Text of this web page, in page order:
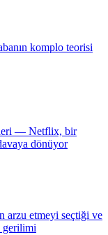
komplo teorisi
— Netflix, bir
dönüyor
arzu etmeyi seçtiği ve
gerilimi